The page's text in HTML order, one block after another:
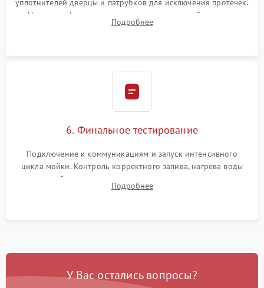
уплотнителей дверцы и патрубков для исключения протечек.
Надежная фиксация хомутов гидравлической системы,
сборка корпуса и установка датчика поплавка.
Подробнее
6. Финальное тестирование
Подключение к коммуникациям и запуск интенсивного
цикла мойки. Контроль корректного залива, нагрева воды
до нужной температуры, отсутствия посторонних шумов,
штатного слива и абсолютной сухости в поддоне.
Подробнее
У Вас остались вопросы?